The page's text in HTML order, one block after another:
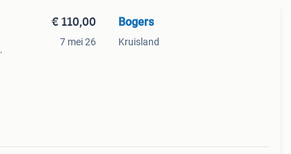
€ 110,00
7 mei 26
Bogers
Kruisland